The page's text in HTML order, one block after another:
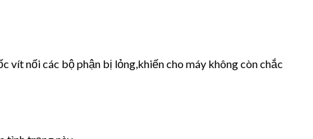
vít nối các bộ phận bị lỏng,khiến cho máy không còn chắc